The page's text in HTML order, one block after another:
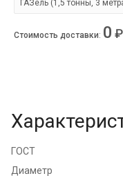
Стоимость доставки: 0 ₽
ГОСТ
Диаметр